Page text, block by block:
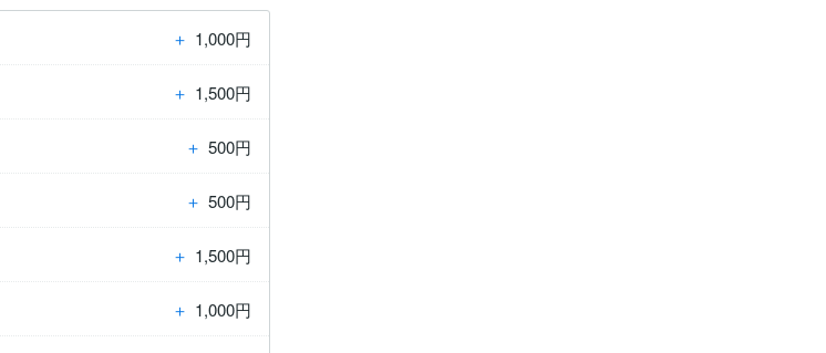
＋ 1,000円
＋ 1,500円
＋ 500円
＋ 500円
＋ 1,500円
＋ 1,000円